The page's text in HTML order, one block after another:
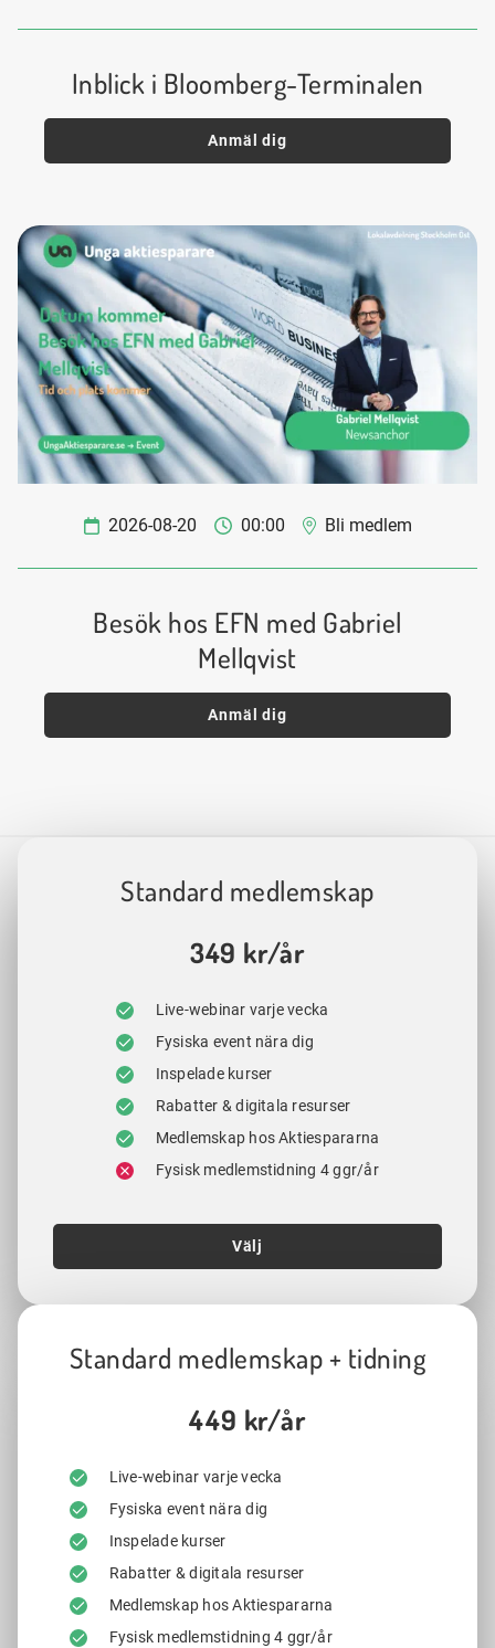
Inblick i Bloomberg-Terminalen
Anmäl dig
2026-08-20 00:00 Bli medlem
Besök hos EFN med Gabriel
Mellqvist
Anmäl dig
Standard medlemskap
349 kr/år
Live-webinar varje vecka
Fysiska event nära dig
Inspelade kurser
Rabatter & digitala resurser
Medlemskap hos Aktiespararna
Fysisk medlemstidning 4 ggr/år
Välj
Standard medlemskap + tidning
449 kr/år
Live-webinar varje vecka
Fysiska event nära dig
Inspelade kurser
Rabatter & digitala resurser
Medlemskap hos Aktiespararna
Fysisk medlemstidning 4 ggr/år